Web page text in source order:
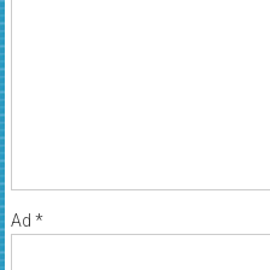
Ad *